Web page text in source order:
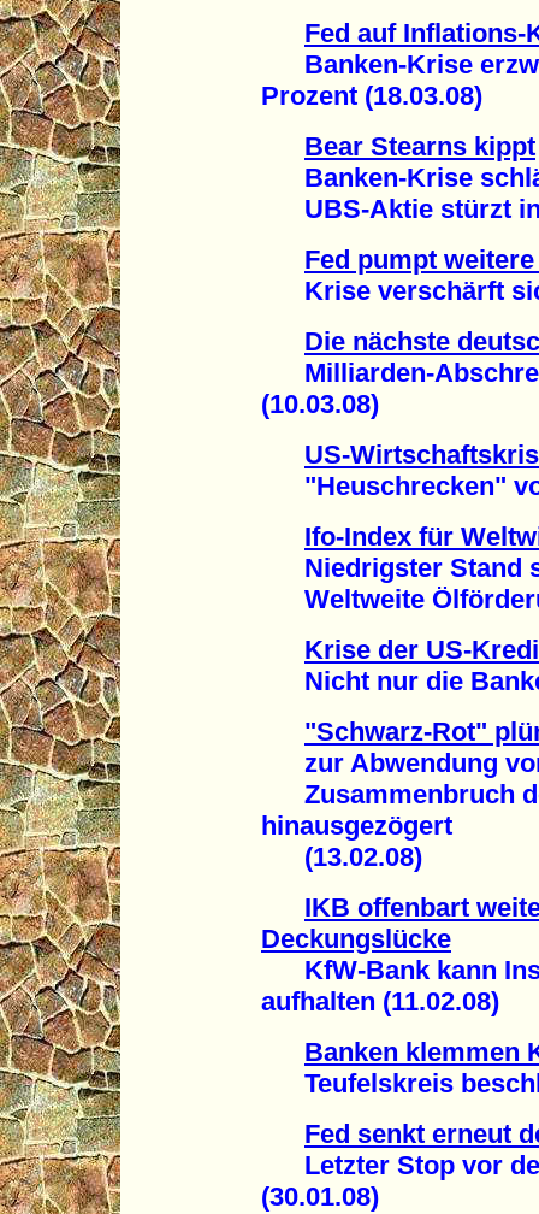
Fed auf Inflations-
Banken-Krise
Prozent (18.03.08)
Bear Stearns kippt
Banken-Krise
UBS-Aktie stürzt in
Fed pumpt
Krise verschärft
Die nächste
Milliarden-
(10.03.08)
US-
"Heuschrecken"
Ifo-Index für
Niedrigster Stand
Weltweite
Krise der US-
Nicht nur die
"Schwarz-Rot"
zur Abwendung
Zusammenbruch
hinausgezögert
(13.02.08)
IKB offenbart
Deckungslücke
KfW-Bank kann
aufhalten (11.02.08)
Banken klemmen
Teufelskreis
Fed senkt erneut
Letzter Stop vor
(30.01.08)